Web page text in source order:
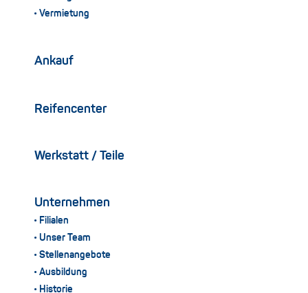
Vermietung
Ankauf
Reifencenter
Werkstatt / Teile
Unternehmen
Filialen
Unser Team
Stellenangebote
Ausbildung
Historie